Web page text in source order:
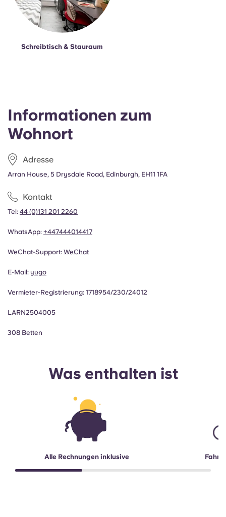
Informationen zum
Wohnort
Adresse
Arran House, 5 Drysdale Road, Edinburgh, EH11 1FA
Kontakt
Tel: 44 (0)131 201 2260
WhatsApp: +447444014417
WeChat-Support: WeChat
E-Mail: yugo
Vermieter-Registrierung: 1718954/230/24012
LARN2504005
308 Betten
Was enthalten ist
Alle Rechnungen inklusive
Schreibtisch & Stauraum